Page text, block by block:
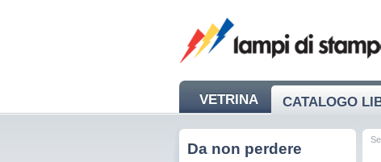
VETRINA CATALOGO
NEWS
Da non perdere